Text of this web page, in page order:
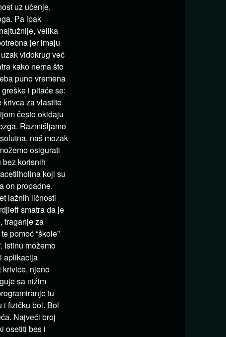
uz učenje,
Pa ipak
velika
jer imaju
vidokrug već
kako nema što
puno vremena
i pitaće se:
krivca za vlastite
često okidaju
Razmišljamo
naš mozak
osigurati
bez korisnih
koji su
on propadne.
lažnih ličnosti
smatra da je
traganje za
pomoć “škole”
Istinu možemo
aplikacija
krivice, njeno
sa nižim
tu
i fizičku bol. Bol
Najveći broj
osetiti bes i